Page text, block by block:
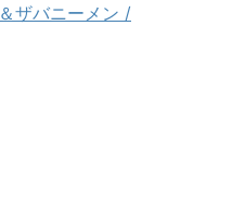
ザバニーメン /